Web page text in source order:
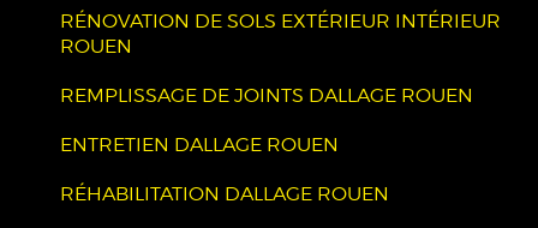
RÉNOVATION DE SOLS EXTÉRIEUR INTÉRIEUR
ROUEN
REMPLISSAGE DE JOINTS DALLAGE ROUEN
ENTRETIEN DALLAGE ROUEN
RÉHABILITATION DALLAGE ROUEN